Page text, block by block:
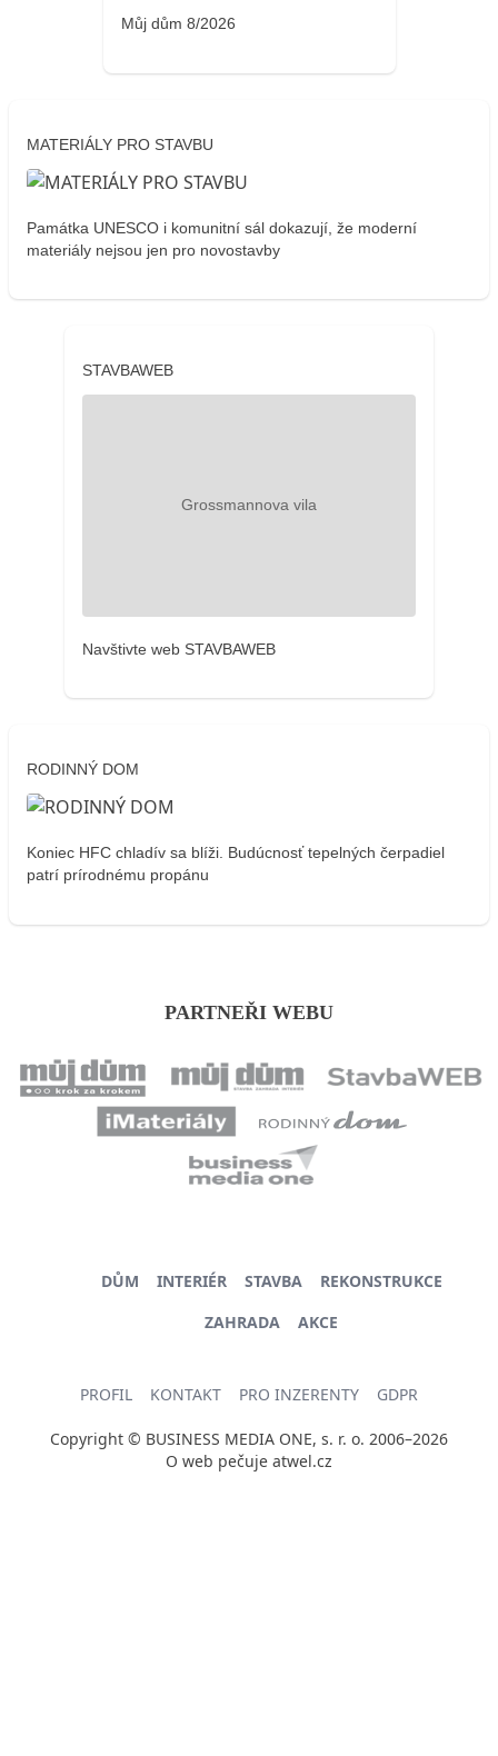
Můj dům 8/2026
MATERIÁLY PRO STAVBU
Památka UNESCO i komunitní sál dokazují, že moderní
materiály nejsou jen pro novostavby
STAVBAWEB
Navštivte web STAVBAWEB
RODINNÝ DOM
Koniec HFC chladív sa blíži. Budúcnosť tepelných čerpadiel
patrí prírodnému propánu
PARTNEŘI WEBU
DŮM INTERIÉR STAVBA
REKONSTRUKCE
ZAHRADA
AKCE
PROFIL KONTAKT PRO INZERENTY GDPR
Copyright © BUSINESS MEDIA ONE, s. r. o. 2006–2026